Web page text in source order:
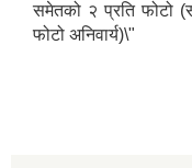
समेतको २ प्रति फोटो
फोटो अनिवार्य)\"